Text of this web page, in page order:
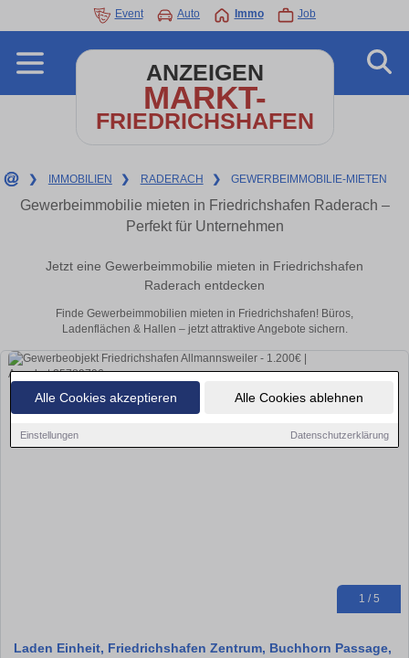
Alle Cookies akzeptieren Alle Cookies ablehnen
Einstellungen Datenschutzerklärung
Event Auto Immo Job
ANZEIGEN
MARKT-
FRIEDRICHSHAFEN
❯ IMMOBILIEN ❯ RADERACH ❯ GEWERBEIMMOBILIE-MIETEN
Gewerbeimmobilie mieten in Friedrichshafen Raderach –
Perfekt für Unternehmen
Jetzt eine Gewerbeimmobilie mieten in Friedrichshafen
Raderach entdecken
Finde Gewerbeimmobilien mieten in Friedrichshafen! Büros,
Ladenflächen & Hallen – jetzt attraktive Angebote sichern.
1 / 5
Laden Einheit, Friedrichshafen Zentrum, Buchhorn Passage,